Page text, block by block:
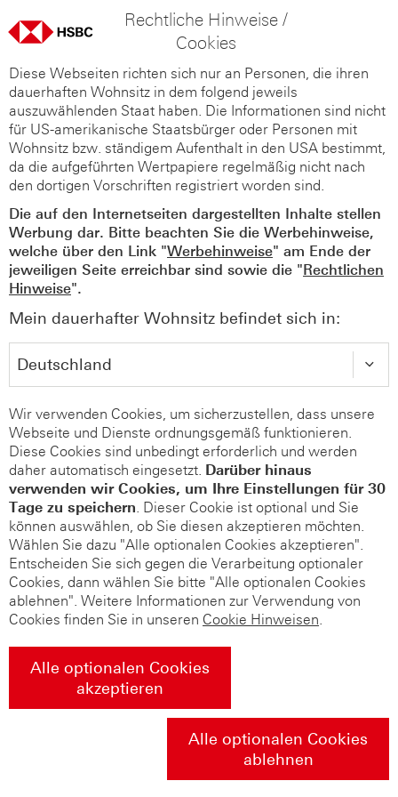
Rechtliche Hinweise /
Cookies
Diese Webseiten richten sich nur an Personen, die ihren
dauerhaften Wohnsitz in dem folgend jeweils
auszuwählenden Staat haben. Die Informationen sind nicht
für US-amerikanische Staatsbürger oder Personen mit
Wohnsitz bzw. ständigem Aufenthalt in den USA bestimmt,
da die aufgeführten Wertpapiere regelmäßig nicht nach
den dortigen Vorschriften registriert worden sind.
Die auf den Internetseiten dargestellten Inhalte stellen
Werbung dar. Bitte beachten Sie die Werbehinweise,
welche über den Link "Werbehinweise" am Ende der
jeweiligen Seite erreichbar sind sowie die "Rechtlichen
Hinweise".
Mein dauerhafter Wohnsitz befindet sich in:
Wir verwenden Cookies, um sicherzustellen, dass unsere
Webseite und Dienste ordnungsgemäß funktionieren.
Diese Cookies sind unbedingt erforderlich und werden
daher automatisch eingesetzt. Darüber hinaus
verwenden wir Cookies, um Ihre Einstellungen für 30
Tage zu speichern. Dieser Cookie ist optional und Sie
können auswählen, ob Sie diesen akzeptieren möchten.
Wählen Sie dazu "Alle optionalen Cookies akzeptieren".
Entscheiden Sie sich gegen die Verarbeitung optionaler
Cookies, dann wählen Sie bitte "Alle optionalen Cookies
ablehnen". Weitere Informationen zur Verwendung von
Cookies finden Sie in unseren Cookie Hinweisen.
Alle optionalen Cookies
akzeptieren
Alle optionalen Cookies
ablehnen